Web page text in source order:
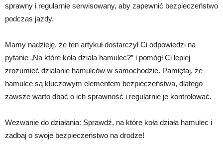
sprawny i regularnie serwisowany, aby zapewnić bezpieczeństwo
podczas jazdy.
Mamy nadzieję, że ten artykuł dostarczył Ci odpowiedzi na
pytanie „Na które koła działa hamulec?” i pomógł Ci lepiej
zrozumieć działanie hamulców w samochodzie. Pamiętaj, że
hamulce są kluczowym elementem bezpieczeństwa, dlatego
zawsze warto dbać o ich sprawność i regularnie je kontrolować.
Wezwanie do działania: Sprawdź, na które koła działa hamulec i
zadbaj o swoje bezpieczeństwo na drodze!